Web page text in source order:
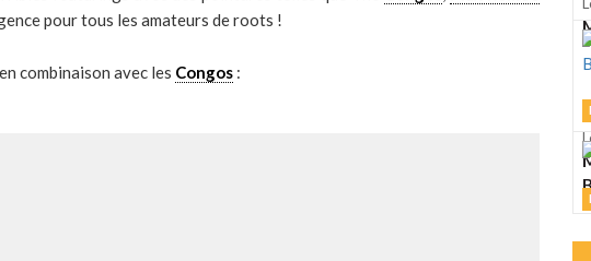
pour tous les amateurs de roots !
combinaison avec les Congos :